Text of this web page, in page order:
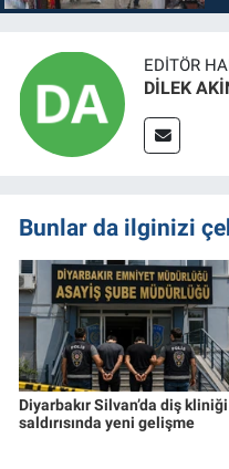
EDITÖR
DİLEK
Bunlar da ilginizi
Diyarbakır Silvan’da diş kliniği
saldırısında yeni gelişme